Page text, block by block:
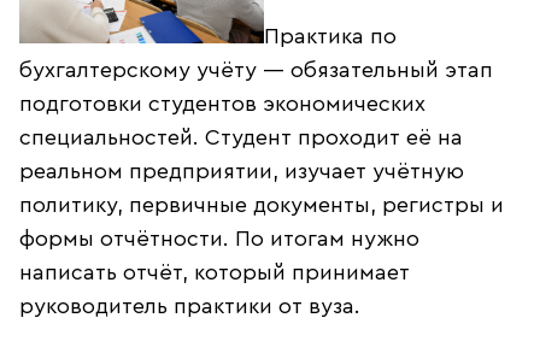
Практика по
бухгалтерскому учёту — обязательный этап
подготовки студентов экономических
специальностей. Студент проходит её на
реальном предприятии, изучает учётную
политику, первичные документы, регистры и
формы отчётности. По итогам нужно
написать отчёт, который принимает
руководитель практики от вуза.